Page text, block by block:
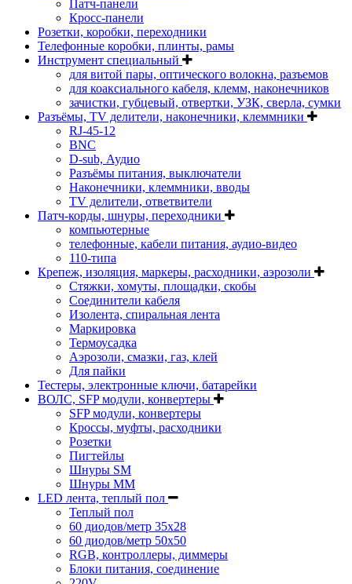
Патч-панели
Кросс-панели
Розетки, коробки, переходники
Телефонные коробки, плинты, рамы
Инструмент специальный
для витой пары, оптического волокна, разъемов
для коаксиального кабеля, клемм, наконечников
зачистки, губцевый, отвертки, УЗК, сверла, сумки
Разъёмы, TV делители, наконечники, клеммники
RJ-45-12
BNC
D-sub, Аудио
Разъёмы питания, выключатели
Наконечники, клеммники, вводы
ТV делители, ответвители
Патч-корды, шнуры, переходники
компьютерные
телефонные, кабели питания, аудио-видео
110-типа
Крепеж, изоляция, маркеры, расходники, аэрозоли
Стяжки, хомуты, площадки, скобы
Соединители кабеля
Изолента, спиральная лента
Маркировка
Термоусадка
Аэрозоли, смазки, газ, клей
Для пайки
Тестеры, электронные ключи, батарейки
ВОЛС, SFP модули, конвертеры
SFP модули, конвертеры
Кроссы, муфты, расходники
Розетки
Пигтейлы
Шнуры SM
Шнуры MM
LED лента, теплый пол
Теплый пол
60 диодов/метр 35x28
60 диодов/метр 50x50
RGB, контроллеры, диммеры
Блоки питания, соединение